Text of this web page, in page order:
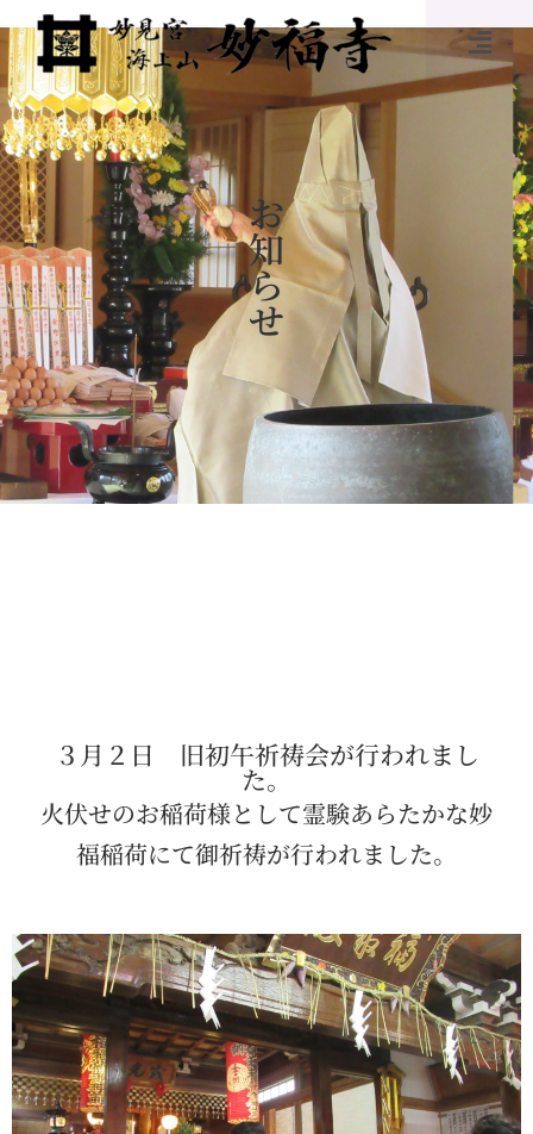
お
知
ら
せ
３月２日 旧初午祈祷会が行われまし
た。
火伏せのお稲荷様として霊験あらたかな妙
福稲荷にて御祈祷が行われました。